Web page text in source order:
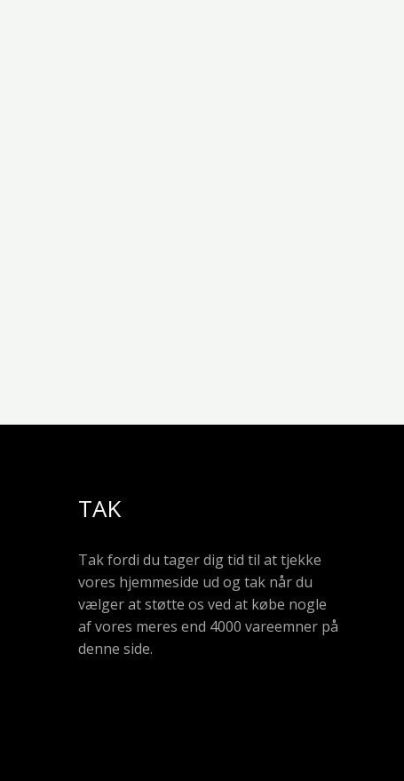
TAK
Tak fordi du tager dig tid til at tjekke
vores hjemmeside ud og tak når du
vælger at støtte os ved at købe nogle
af vores meres end 4000 vareemner på
denne side.